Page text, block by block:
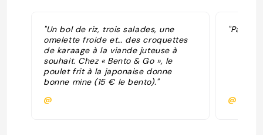
"Un bol de riz, trois salades, une
omelette froide et… des croquettes
de karaage à la viande juteuse à
souhait. Chez « Bento & Go », le
poulet frit à la japonaise donne
bonne mine (15 € le bento)."
@
"Pas ou
@